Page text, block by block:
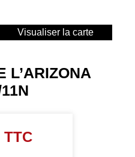
Visualiser la carte
L’ARIZONA